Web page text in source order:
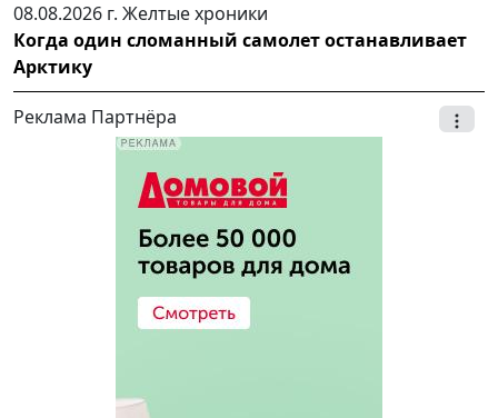
08.08.2026 г. Желтые хроники
Когда один сломанный самолет останавливает
Арктику
Реклама Партнёра